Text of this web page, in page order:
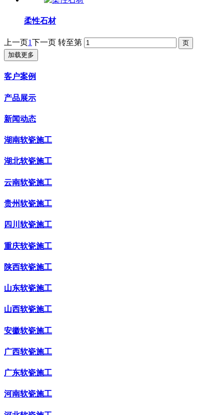
柔性石材
上一页1下一页 转至第
加载更多
客户案例
产品展示
新闻动态
湖南软瓷施工
湖北软瓷施工
云南软瓷施工
贵州软瓷施工
四川软瓷施工
重庆软瓷施工
陕西软瓷施工
山东软瓷施工
山西软瓷施工
安徽软瓷施工
广西软瓷施工
广东软瓷施工
河南软瓷施工